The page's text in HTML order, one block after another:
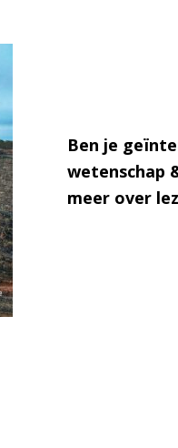
Ben je
wetenschap
meer over